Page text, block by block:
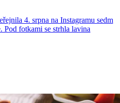
4. srpna na Instagramu sedm
Pod fotkami se strhla lavina